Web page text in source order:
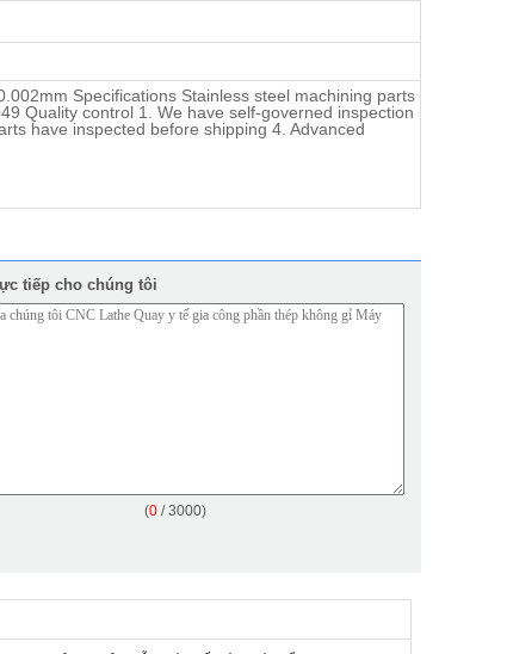
Specifications Stainless steel machining parts
Quality control 1. We have self-governed inspection
have inspected before shipping 4. Advanced
tiếp cho chúng tôi
(0 / 3000)